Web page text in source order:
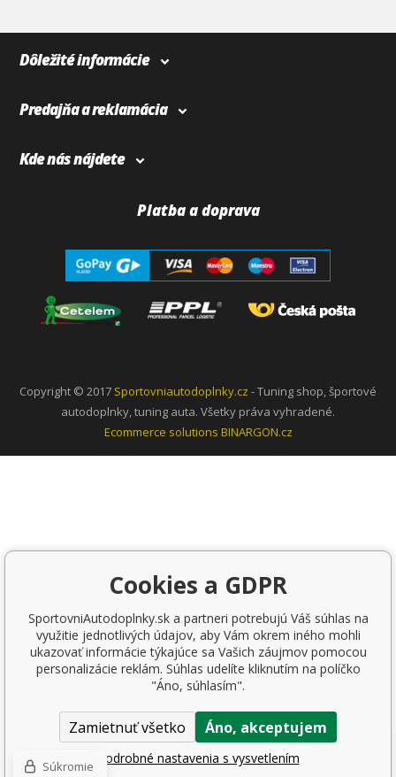
Dôležité informácie
Predajňa a reklamácia
Kde nás nájdete
Platba a doprava
Copyright © 2017 Sportovniautodoplnky.cz - Tuning shop, športové
autodoplnky, tuning auta. Všetky práva vyhradené.
Ecommerce solutions BINARGON.cz
Cookies a GDPR
SportovniAutodoplnky.sk a partneri potrebujú Váš súhlas na
využitie jednotlivých údajov, aby Vám okrem iného mohli
ukazovať informácie týkajúce sa Vašich záujmov pomocou
personalizácie reklám. Súhlas udelíte kliknutím na políčko
"Áno, súhlasím".
Zamietnuť všetko Áno, akceptujem
Podrobné nastavenia s vysvetlením
Súkromie